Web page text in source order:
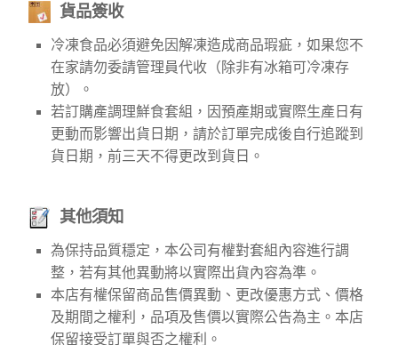
貨品簽收
冷凍食品必須避免因解凍造成商品瑕疵，如果您不
在家請勿委請管理員代收（除非有冰箱可冷凍存
放）。
若訂購產調理鮮食套組，因預產期或實際生產日有
更動而影響出貨日期，請於訂單完成後自行追蹤到
貨日期，前三天不得更改到貨日。
其他須知
為保持品質穩定，本公司有權對套組內容進行調
整，若有其他異動將以實際出貨內容為準。
本店有權保留商品售價異動、更改優惠方式、價格
及期間之權利，品項及售價以實際公告為主。本店
保留接受訂單與否之權利。